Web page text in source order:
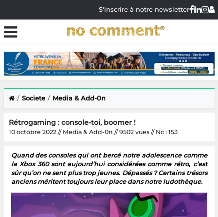
S'inscrire à notre newsletter
Societe Media & Add-0n
Rétrogaming : console-toi, boomer !
10 octobre 2022 // Media & Add-0n // 9502 vues // Nc : 153
Quand des consoles qui ont bercé notre adolescence comme
la Xbox 360 sont aujourd’hui considérées comme rétro, c’est
sûr qu’on ne sent plus trop jeunes. Dépassés ? Certains trésors
anciens méritent toujours leur place dans notre ludothèque.